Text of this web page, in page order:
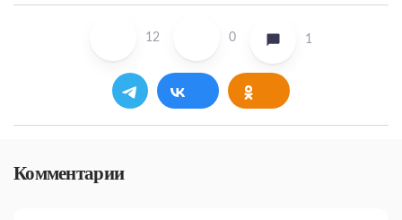
12 0 1
Комментарии